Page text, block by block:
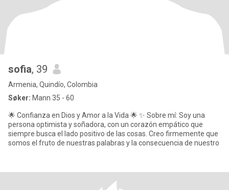
sofia, 39
Armenia, Quindío, Colombia
Søker: Mann 35 - 60
🌟 Confianza en Dios y Amor a la Vida 🌟 ✨ Sobre mí: Soy una
persona optimista y soñadora, con un corazón empático que
siempre busca el lado positivo de las cosas. Creo firmemente que
somos el fruto de nuestras palabras y la consecuencia de nuestro